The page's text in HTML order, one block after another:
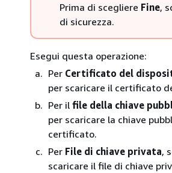
Prima di scegliere Fine,
di sicurezza.
Esegui questa operazione:
Per Certificato del
per scaricare il certificato
Per il file della chiave
per scaricare la chiave
certificato.
Per File di chiave privata,
scaricare il file di chiave